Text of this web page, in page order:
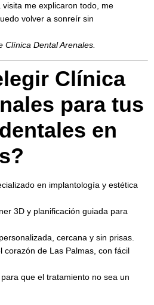
me explicaron todo, me
volver a sonreír sin
Clínica Dental Arenales.
Clínica
para tus
en
en implantología y estética
3D y planificación guiada para
cercana y sin prisas.
corazón de Las Palmas, con fácil
para que el tratamiento no sea un